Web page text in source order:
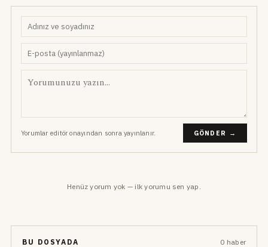
Yorumlar editör onayından sonra yayınlanır. GÖNDER →
Henüz yorum yok — ilk yorumu sen yap.
BU DOSYADA 0 haber